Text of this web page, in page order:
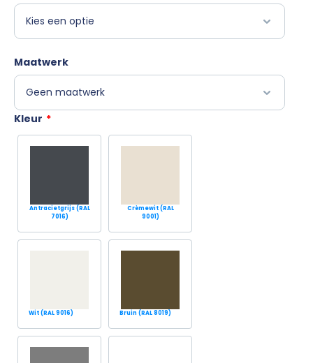
Maatwerk
*
Kleur
Antracietgrijs (RAL
7016)
Crèmewit (RAL
9001)
Wit (RAL 9016) Bruin (RAL 8019)